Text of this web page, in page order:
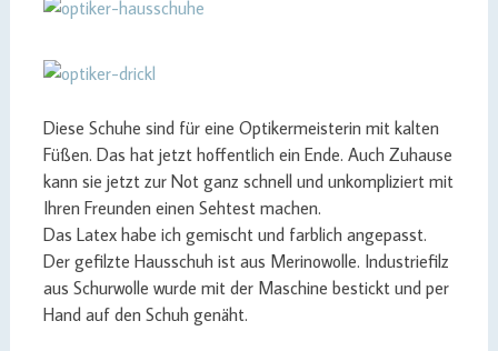
Diese Schuhe sind für eine Optikermeisterin mit kalten
Füßen. Das hat jetzt hoffentlich ein Ende. Auch Zuhause
kann sie jetzt zur Not ganz schnell und unkompliziert mit
Ihren Freunden einen Sehtest machen.
Das Latex habe ich gemischt und farblich angepasst.
Der gefilzte Hausschuh ist aus Merinowolle. Industriefilz
aus Schurwolle wurde mit der Maschine bestickt und per
Hand auf den Schuh genäht.